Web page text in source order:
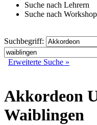
Suche nach Lehrern
Suche nach
Suchbegriff:
Erweiterte Suche »
Akkordeon
Waiblingen